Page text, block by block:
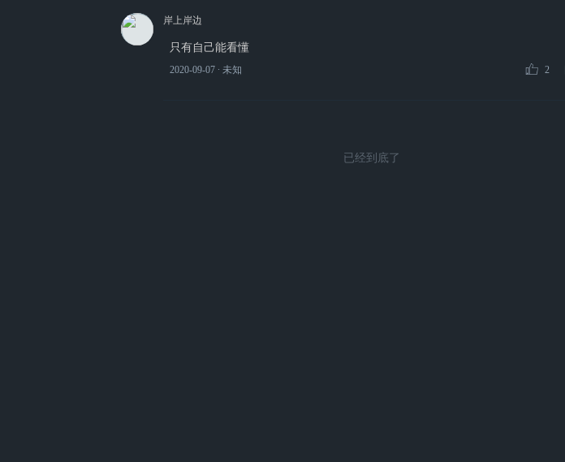
岸上岸边
只有自己能看懂
2020-09-07 ∙ 未知 2
已经到底了